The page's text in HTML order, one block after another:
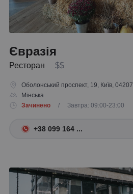
Євразія
Ресторан $$
Оболонський проспект, 19, Київ, 04207
Мінська
Зачинено
/ Завтра: 09:00-23:00
+38 099 164 ...